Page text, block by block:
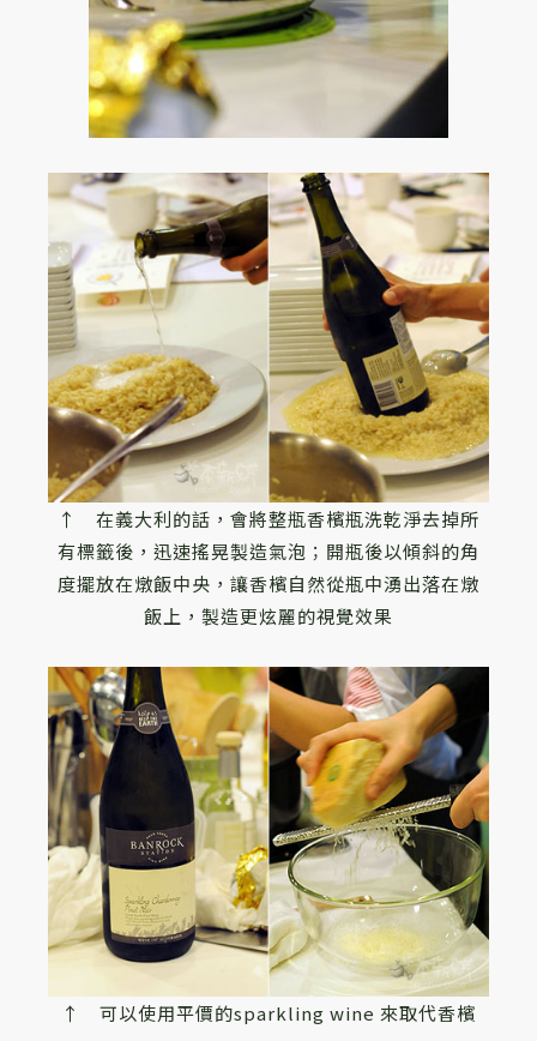
↑ 在義大利的話，會將整瓶香檳瓶洗乾淨去掉所
有標籤後，迅速搖晃製造氣泡；開瓶後以傾斜的角
度擺放在燉飯中央，讓香檳自然從瓶中湧出落在燉
飯上，製造更炫麗的視覺效果
↑ 可以使用平價的sparkling wine 來取代香檳